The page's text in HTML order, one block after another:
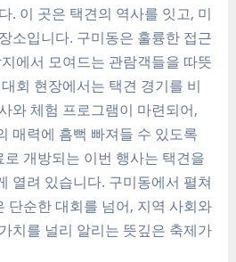
. 이 곳은 택견의 역사를 잇고, 미
소입니다. 구미동은 훌륭한 접근
에서 모여드는 관람객들을 따뜻
회 현장에서는 택견 경기를 비
와 체험 프로그램이 마련되어,
매력에 흠뻑 빠져들 수 있도록
개방되는 이번 행사는 택견을
열려 있습니다. 구미동에서 펼쳐
단순한 대회를 넘어, 지역 사회와
치를 널리 알리는 뜻깊은 축제가